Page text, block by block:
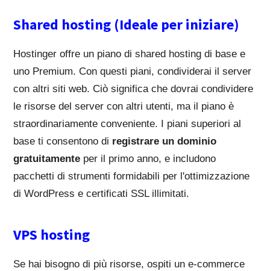
Shared hosting (Ideale per iniziare)
Hostinger offre un piano di shared hosting di base e
uno Premium. Con questi piani, condividerai il server
con altri siti web. Ciò significa che dovrai condividere
le risorse del server con altri utenti, ma il piano è
straordinariamente conveniente. I piani superiori al
base ti consentono di registrare un dominio
gratuitamente per il primo anno, e includono
pacchetti di strumenti formidabili per l'ottimizzazione
di WordPress e certificati SSL illimitati.
VPS hosting
Se hai bisogno di più risorse, ospiti un e-commerce